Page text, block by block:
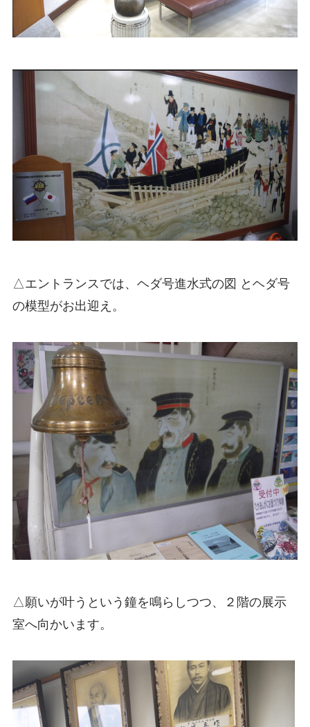
△エントランスでは、ヘダ号進水式の図 とヘダ号
の模型がお出迎え。
△願いが叶うという鐘を鳴らしつつ、２階の展示
室へ向かいます。